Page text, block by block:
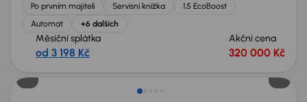
Po prvním majiteli Servisní knížka
1.5 EcoBoost
Automat
+6 dalších
Měsíční splátka
od 3 198 Kč
Akční cena
320 000 Kč
Zlevněno o 40 000 Kč